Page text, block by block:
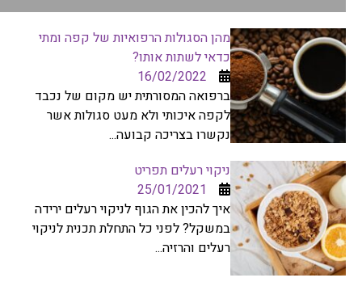
מהן הסגולות הרפואיות של קפה ומתי
כדאי לשתות אותו?
16/02/2022
ברפואה המסורתית יש מקום של נכבד
לקפה איכותי ולא מעט סגולות אשר
נקשרו בצריכה קבועה...
ניקוי רעלים תפריט
25/01/2021
איך להכין את הגוף לניקוי רעלים ירידה
במשקל? לפני כל התחלת תכנית לניקוי
רעלים והרזיה...